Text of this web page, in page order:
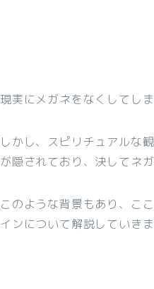
現実にメガネをなくしてし
しかし、スピリチュアルな
が隠されており、決してネ
このような背景もあり、こ
インについて解説していきま